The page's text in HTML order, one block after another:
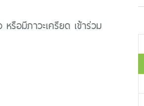
รือมีภาวะเครียด เข้าร่วม